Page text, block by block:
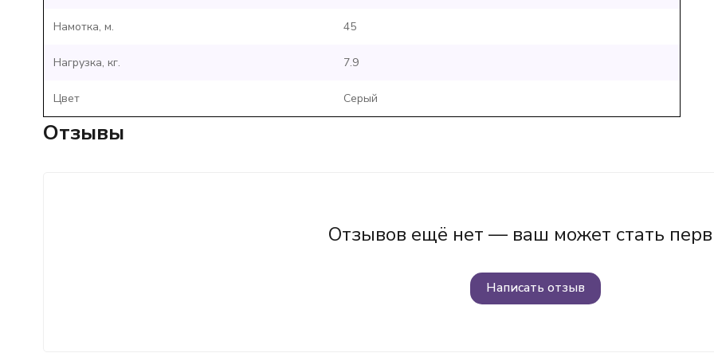
Намотка, м. 45
Нагрузка, кг. 7.9
Цвет Серый
Отзывы
Отзывов ещё нет — ваш может стать
Написать отзыв